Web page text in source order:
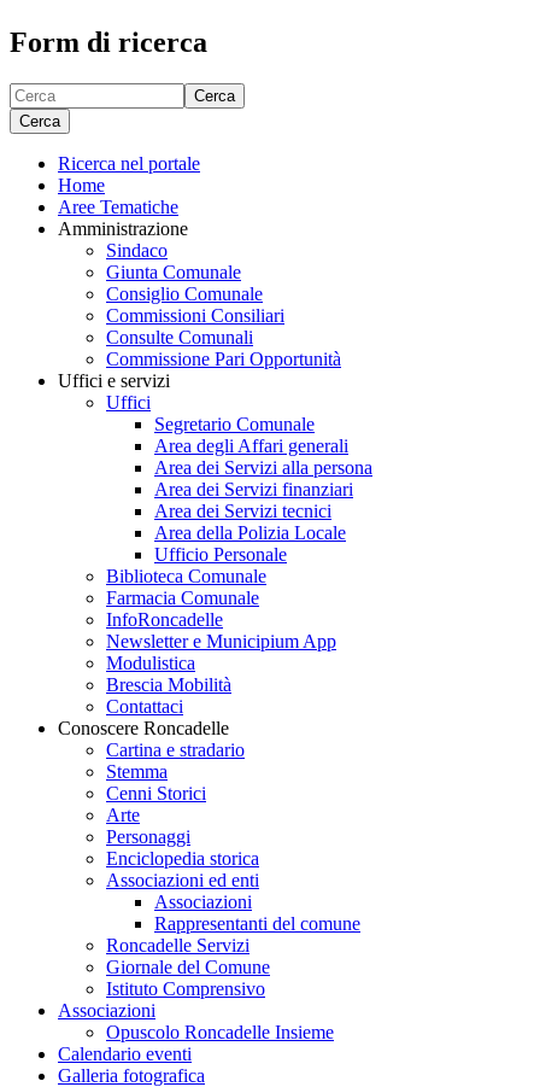
Form di ricerca
Cerca
Cerca
Ricerca nel portale
Home
Aree Tematiche
Amministrazione
Sindaco
Giunta Comunale
Consiglio Comunale
Commissioni Consiliari
Consulte Comunali
Commissione Pari Opportunità
Uffici e servizi
Uffici
Segretario Comunale
Area degli Affari generali
Area dei Servizi alla persona
Area dei Servizi finanziari
Area dei Servizi tecnici
Area della Polizia Locale
Ufficio Personale
Biblioteca Comunale
Farmacia Comunale
InfoRoncadelle
Newsletter e Municipium App
Modulistica
Brescia Mobilità
Contattaci
Conoscere Roncadelle
Cartina e stradario
Stemma
Cenni Storici
Arte
Personaggi
Enciclopedia storica
Associazioni ed enti
Associazioni
Rappresentanti del comune
Roncadelle Servizi
Giornale del Comune
Istituto Comprensivo
Associazioni
Opuscolo Roncadelle Insieme
Calendario eventi
Galleria fotografica